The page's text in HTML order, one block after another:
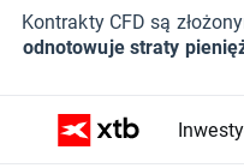
Kontrakty CFD są
odnotowuje straty